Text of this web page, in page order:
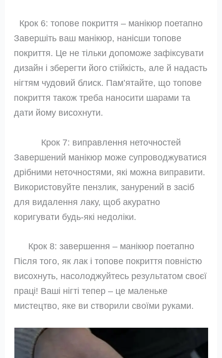
Крок 6: топове покриття – манікюр поетапно
Завершіть ваш манікюр, нанісши топове
покриття. Це не тільки допоможе зафіксувати
дизайн і зберегти його стійкість, але й надасть
нігтям чудовий блиск. Пам’ятайте, що топове
покриття також треба наносити шарами та
дати йому висохнути.
Крок 7: виправлення неточностей
Завершений манікюр може супроводжуватися
дрібними неточностями, які можна виправити.
Використовуйте пензлик, занурений в засіб
для видалення лаку, щоб акуратно
коригувати будь-які недоліки.
Крок 8: завершення – манікюр поетапно
Після того, як лак і топове покриття повністю
висохнуть, насолоджуйтесь результатом своєї
праці! Ваші нігті тепер – це маленьке
мистецтво, яке ви створили своїми руками.